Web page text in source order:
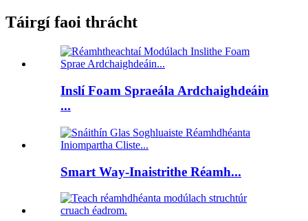
Táirgí faoi thrácht
Inslí Foam Spraeála Ardchaighdeáin
...
Smart Way-Inaistrithe Réamh...